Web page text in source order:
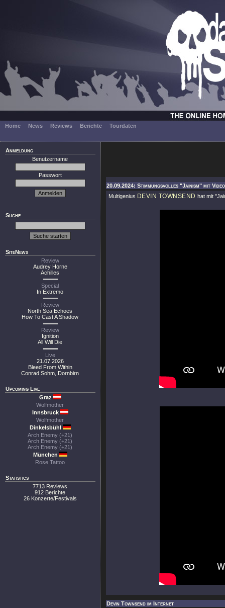
Home News Reviews Berichte Tourdaten
Anmeldung
Benutzername
Passwort
Suche
SiteNews
Review
Audrey Horne
Achilles
Special
In Extremo
Review
North Sea Echoes
How To Cast A Shadow
Review
Ignition
All Will Die
Live
21.07.2026
Bleed From Within
Conrad Sohm, Dornbirn
Upcoming Live
Graz
Wolfmother
Innsbruck
Wolfmother
Dinkelsbühl
Arch Enemy (+21)
Arch Enemy (+21)
Arch Enemy (+21)
München
Rose Tattoo
Statistics
7713 Reviews
912 Berichte
26 Konzerte/Festivals
20.09.2024: Stimmungsvolles "Jainism" mit
Multigenius DEVIN TOWNSEND hat mit
Devin Townsend im Internet